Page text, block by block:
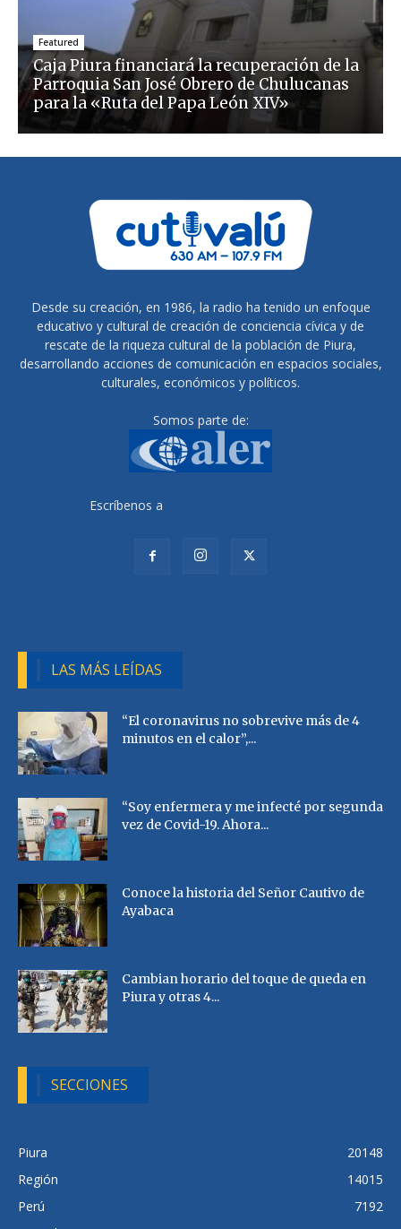
Featured
Caja Piura financiará la recuperación de la
Parroquia San José Obrero de Chulucanas
para la «Ruta del Papa León XIV»
Desde su creación, en 1986, la radio ha tenido un enfoque
educativo y cultural de creación de conciencia cívica y de
rescate de la riqueza cultural de la población de Piura,
desarrollando acciones de comunicación en espacios sociales,
culturales, económicos y políticos.
Somos parte de:
Escríbenos a
LAS MÁS LEÍDAS
“El coronavirus no sobrevive más de 4
minutos en el calor”,...
“Soy enfermera y me infecté por segunda
vez de Covid-19. Ahora...
Conoce la historia del Señor Cautivo de
Ayabaca
Cambian horario del toque de queda en
Piura y otras 4...
SECCIONES
Piura
20148
Región
14015
Perú
7192